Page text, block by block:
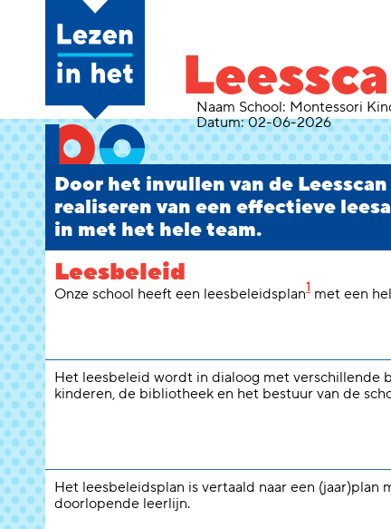
Naam School: Montessori
Datum:02-06-2026
Door het invullen van de
realiseren van een effectieve
in met het hele team.
Leesbeleid
Onze school heeft een leesbeleidsplan1 met een
Het leesbeleid wordt in dialoog met verschillende
kinderen, de bibliotheek en het bestuur van de
Het leesbeleidsplan is vertaald naar een
doorlopende leerlijn.